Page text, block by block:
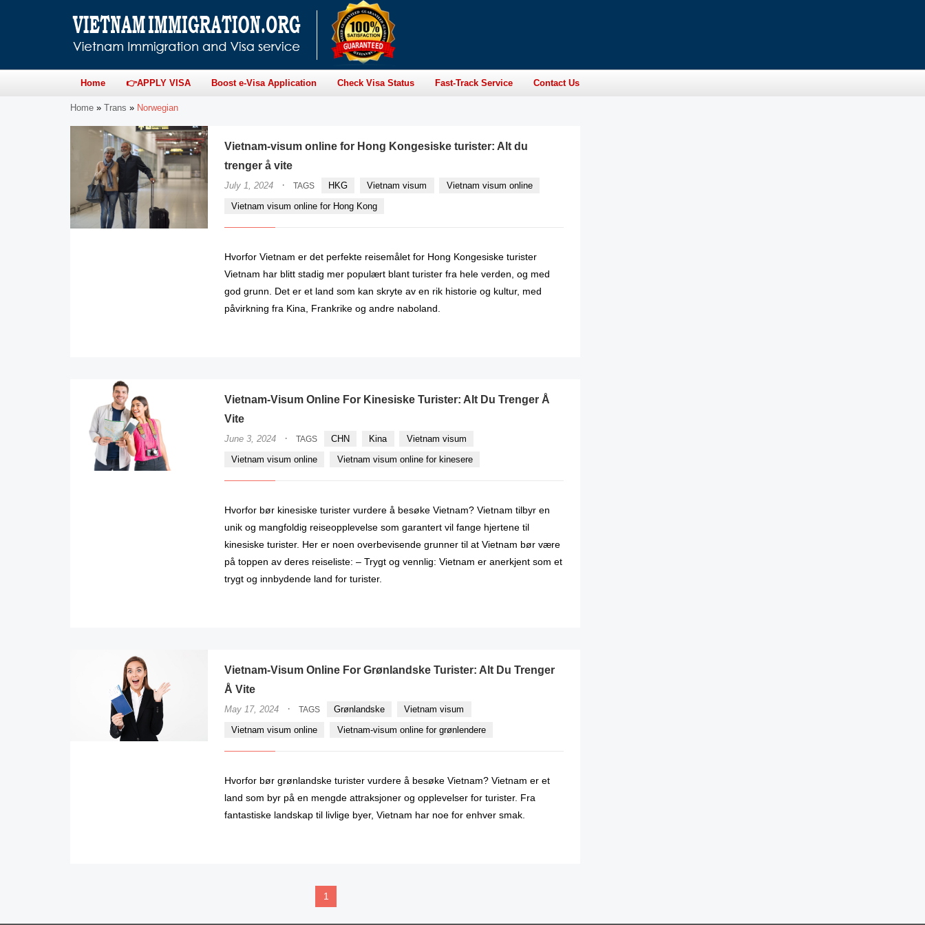
Home 👉APPLY VISA Boost e-Visa Application Check Visa Status Fast-Track Service Contact Us
Home » Trans » Norwegian
Vietnam-visum online for Hong Kongesiske turister: Alt du
trenger å vite
July 1, 2024 · TAGS HKG Vietnam visum
Vietnam visum online
Vietnam visum online for Hong Kong
Hvorfor Vietnam er det perfekte reisemålet for Hong Kongesiske turister
Vietnam har blitt stadig mer populært blant turister fra hele verden, og med
god grunn. Det er et land som kan skryte av en rik historie og kultur, med
påvirkning fra Kina, Frankrike og andre naboland.
Vietnam-Visum Online For Kinesiske Turister: Alt Du Trenger Å
Vite
June 3, 2024 · TAGS CHN Kina
Vietnam visum
Vietnam visum online
Vietnam visum online for kinesere
Hvorfor bør kinesiske turister vurdere å besøke Vietnam? Vietnam tilbyr en
unik og mangfoldig reiseopplevelse som garantert vil fange hjertene til
kinesiske turister. Her er noen overbevisende grunner til at Vietnam bør være
på toppen av deres reiseliste: – Trygt og vennlig: Vietnam er anerkjent som et
trygt og innbydende land for turister.
Vietnam-Visum Online For Grønlandske Turister: Alt Du Trenger
Å Vite
May 17, 2024 · TAGS Grønlandske
Vietnam visum
Vietnam visum online
Vietnam-visum online for grønlendere
Hvorfor bør grønlandske turister vurdere å besøke Vietnam? Vietnam er et
land som byr på en mengde attraksjoner og opplevelser for turister. Fra
fantastiske landskap til livlige byer, Vietnam har noe for enhver smak.
1